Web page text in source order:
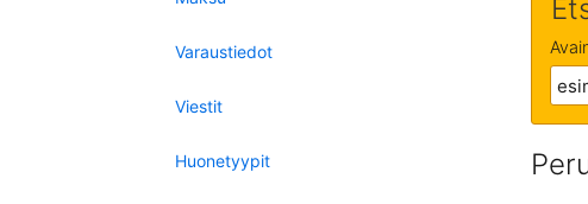
Varaustiedot
Viestit
Huonetyypit